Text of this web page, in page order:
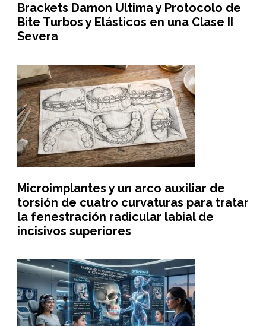
Brackets Damon Ultima y Protocolo de
Bite Turbos y Elásticos en una Clase II
Severa
Microimplantes y un arco auxiliar de
torsión de cuatro curvaturas para tratar
la fenestración radicular labial de
incisivos superiores